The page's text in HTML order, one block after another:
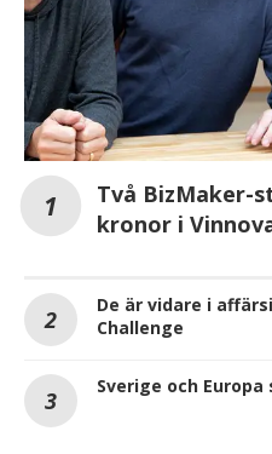
Två BizMaker-
kronor i
De är vidare i
Challenge
Sverige och